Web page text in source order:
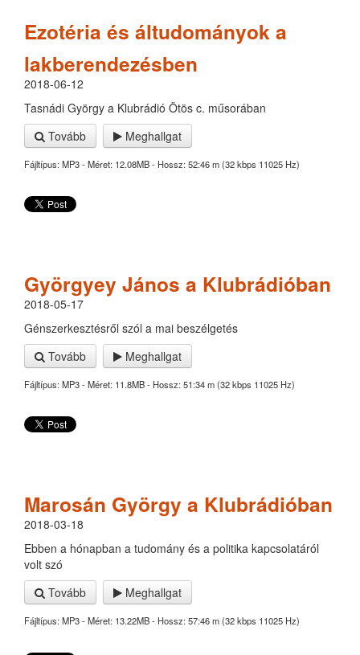
Ezotéria és áltudományok a
lakberendezésben
2018-06-12
Tasnádi György a Klubrádió Ötös c. műsorában
Tovább
Meghallgat
Fájltípus: MP3 - Méret: 12.08MB - Hossz: 52:46 m (32 kbps 11025 Hz)
Györgyey János a Klubrádióban
2018-05-17
Génszerkesztésről szól a mai beszélgetés
Tovább
Meghallgat
Fájltípus: MP3 - Méret: 11.8MB - Hossz: 51:34 m (32 kbps 11025 Hz)
Marosán György a Klubrádióban
2018-03-18
Ebben a hónapban a tudomány és a politika kapcsolatáról
volt szó
Tovább
Meghallgat
Fájltípus: MP3 - Méret: 13.22MB - Hossz: 57:46 m (32 kbps 11025 Hz)